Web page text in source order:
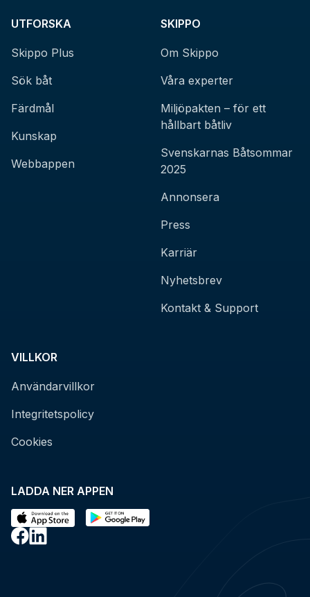
LADDA NER APPEN
UTFORSKA
Skippo Plus
Sök båt
Färdmål
Kunskap
Webbappen
SKIPPO
Om Skippo
Våra experter
Miljöpakten – för ett
hållbart båtliv
Svenskarnas Båtsommar
2025
Annonsera
Press
Karriär
Nyhetsbrev
Kontakt & Support
VILLKOR
Användarvillkor
Integritetspolicy
Cookies